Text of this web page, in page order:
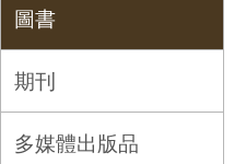
圖書
期刊
多媒體出版品